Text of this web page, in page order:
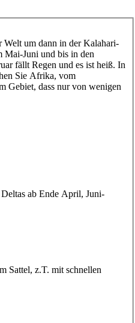
Welt um dann in der Kalahari-
Mai-Juni und bis in den
fällt Regen und es ist heiß. In
Sie Afrika, vom
Gebiet, dass nur von wenigen
ab Ende April, Juni-
Sattel, z.T. mit schnellen